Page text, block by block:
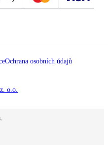
Ochrana osobních údajů
o.o.